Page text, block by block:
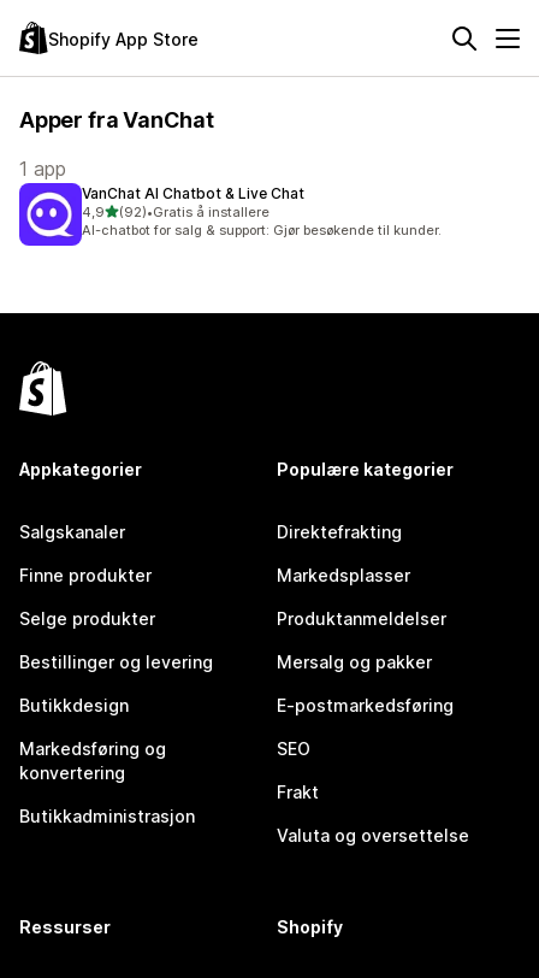
Shopify App Store
Apper fra VanChat
1 app
VanChat AI Chatbot & Live Chat
4,9av 5 stjerner
(92)
Totalt 92 omtaler
•Gratis å installere
AI-chatbot for salg & support: Gjør besøkende til kunder.
Appkategorier
Salgskanaler
Finne produkter
Selge produkter
Bestillinger og levering
Butikkdesign
Markedsføring og
konvertering
Butikkadministrasjon
Populære kategorier
Direktefrakting
Markedsplasser
Produktanmeldelser
Mersalg og pakker
E-postmarkedsføring
SEO
Frakt
Valuta og oversettelse
Ressurser Shopify